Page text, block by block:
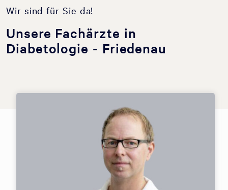
Wir sind für Sie da!
Unsere Fachärzte in
Diabetologie - Friedenau
TERMIN BUCHEN